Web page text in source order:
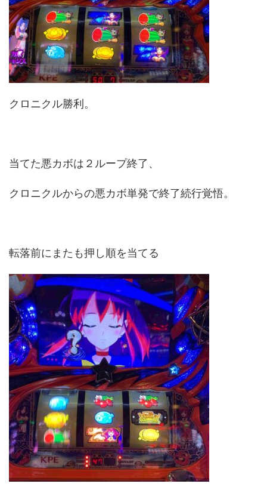
クロニクル勝利。
当てた悪カボは２ループ終了、
クロニクルからの悪カボ単発で終了続行覚悟。
転落前にまたも押し順を当てる